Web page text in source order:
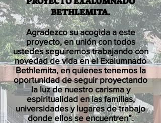
BETHLEMITA.
Agradezco su acogida a este
proyecto, en unión con todos
ustedes seguiremos trabajando con
novedad de vida en el Exalumnado
Bethlemita, en quienes tenemos la
oportunidad de seguir proyectando
la luz de nuestro carisma y
espiritualidad en las familias,
universidades y lugares de trabajo
donde ellos se encuentren”.